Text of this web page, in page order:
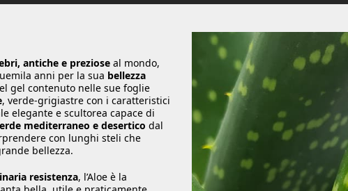
antiche e preziose al mondo,
anni per la sua bellezza
gel contenuto nelle sue foglie
, verde-grigiastre con i caratteristici
elegante e scultorea capace di
mediterraneo e desertico dal
con lunghi steli che
bellezza.
resistenza, l’Aloe è la